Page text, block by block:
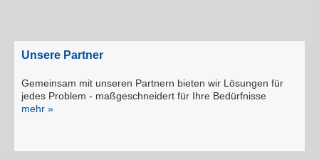
Unsere Partner
Gemeinsam mit unseren Partnern bie­ten wir Lösungen für
jedes Problem - maßgeschneidert für Ihre Bedürfnisse
mehr »